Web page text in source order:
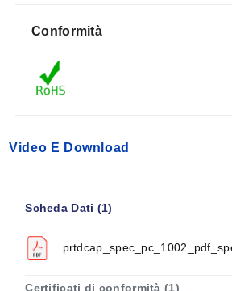
1000,0± 0,6Ω a 0°C
Costante di tempo (acqua a 3'/
Diametro 0,086 = 0,5 secondi
Diametro 0,098 = 0,6 secondi
Diametro 0,187 = 1,5 secondi
Intercambiabilità/Precisione
0,002*|t|°C [dove |t| = valore
Conformità
Video E Download
Scheda Dati (1)
Certificati di conformità (1)